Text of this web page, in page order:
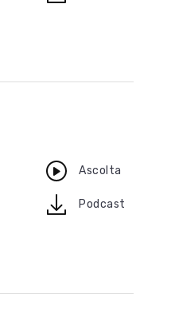
Ascolta
downloadPodcast